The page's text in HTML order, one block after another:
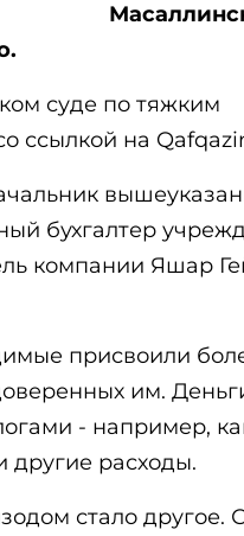
суде по тяжким
ссылкой на
бухгалтер
компании Яшар
присвоили
им.
- например,
другие расходы.
стало другое.